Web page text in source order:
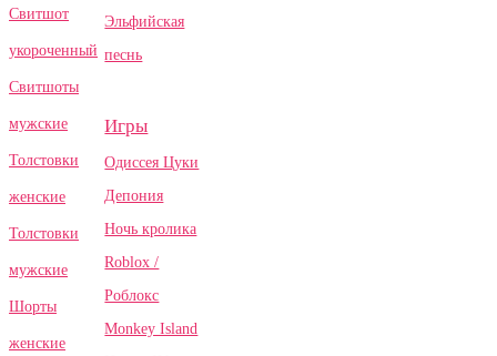
Свитшот
укороченный
Свитшоты
мужские
Толстовки
женские
Толстовки
мужские
Шорты
женские
Эльфийская
песнь
Игры
Одиссея Цуки
Депония
Ночь кролика
Roblox /
Роблокс
Monkey Island